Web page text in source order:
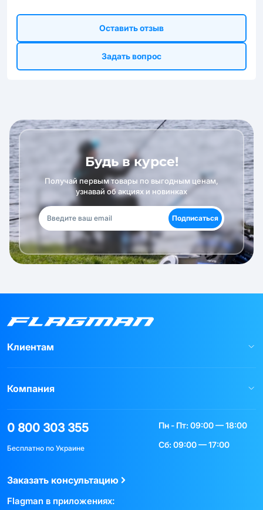
Оставить отзыв
Задать вопрос
Будь в курсе!
Получай первым товары по выгодным ценам,
узнавай об акциях и новинках
Подписаться
Клиентам
Компания
0 800 303 355
Бесплатно по Украине
Пн - Пт: 09:00 — 18:00
Сб: 09:00 — 17:00
Заказать консультацию
Flagman в приложениях: